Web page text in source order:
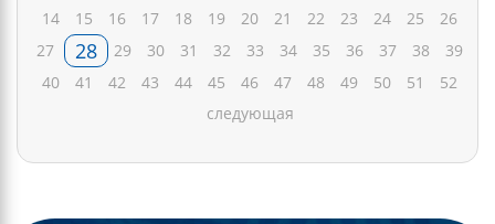
14
15 16 17 18 19 20 21 22 23 24 25
26
27
28 29 30 31 32 33 34 35 36 37 38
39
40
41 42 43 44 45 46 47 48 49 50 51
52
следующая